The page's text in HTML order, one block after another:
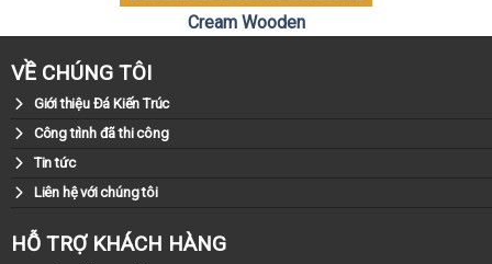
Cream Wooden
Liên hệ: 0981.79.79.79
VỀ CHÚNG TÔI
Giới thiệu Đá Kiến Trúc
Công trình đã thi công
Tin tức
Liên hệ với chúng tôi
HỖ TRỢ KHÁCH HÀNG